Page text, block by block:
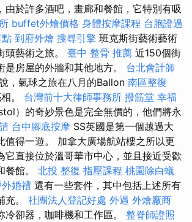
由於許多酒吧，畫廊和餐館，它特別有吸
buffet外燴價格 身體按摩課程 台胞證過
到府外燴 搜尋引擎 班克斯街藝術藝術
頭藝術之旅。 臺中 整骨 推薦 近150個街
是房屋的外牆和其他地方。 台北會計師
，氣球之旅在八月的Ballon 南區整復
。 台灣前十大律師事務所 撥筋堂 幸福
）的奇妙景色是完全無價的，他們將永
台中腳底按摩 SS英國是第一個越過大
值得一遊。 加拿大廣場航站樓之所以更
它直接位於溫哥華市中心，並且接近受歡
餐館。 北投 整復 指壓課程 桃園除白蟻
外婚禮 還有一些套件，其中包括上述所有
充。 社團法人登記好處 外遇 外燴廠商
冷卻器，咖啡機和工作區。 整脊師證照